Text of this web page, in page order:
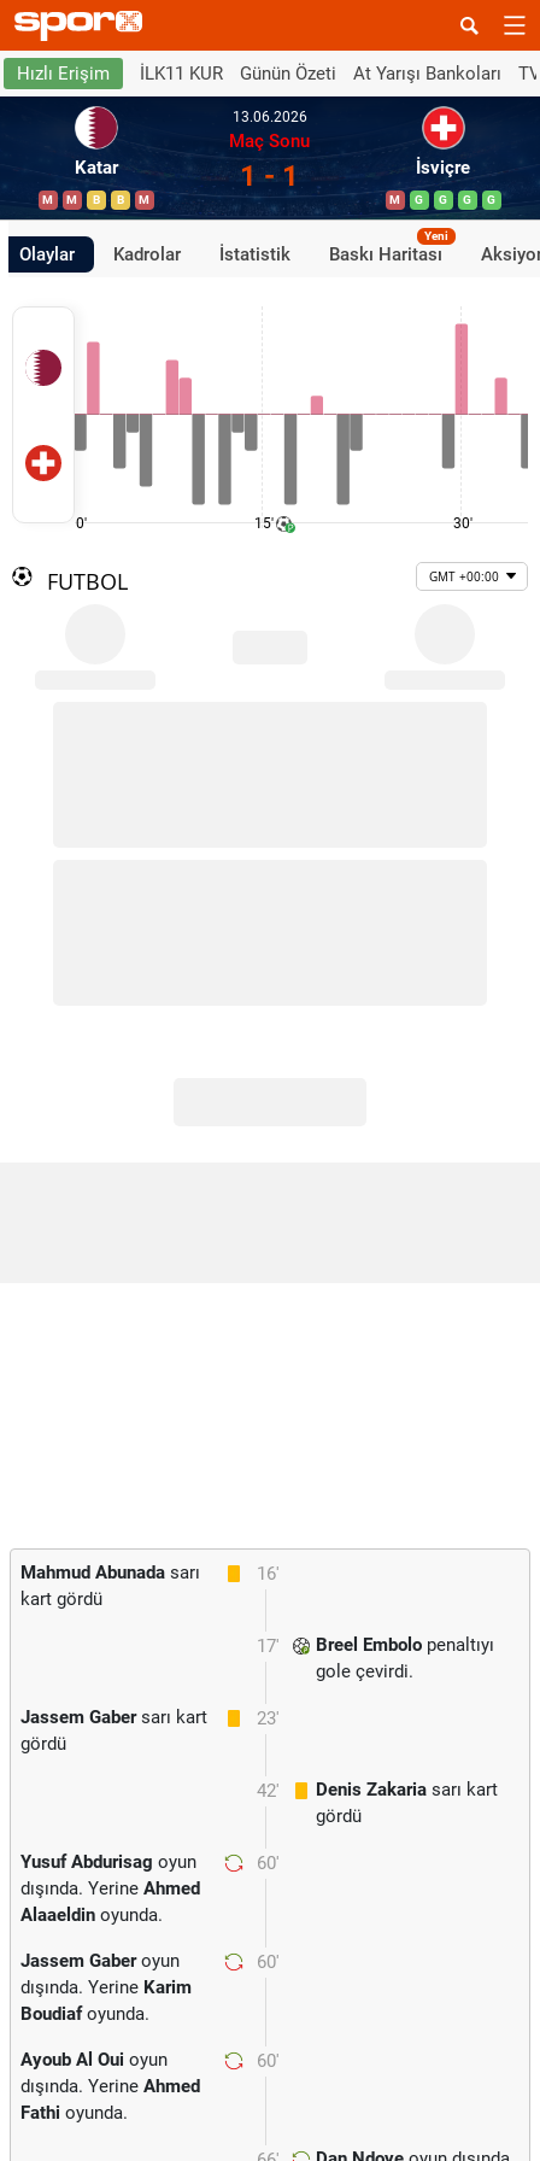
Hızlı Erişim İLK11 KUR Günün Özeti At Yarışı Bankoları
Katar
M M B B M
13.06.2026
Maç Sonu
1 - 1 İsviçre
M G G G G
Olaylar Kadrolar İstatistik Baskı Haritası
Yeni
0' 15' 30'
FUTBOL GMT +00:00
16'
Mahmud Abunada sarı
kart gördü
17' Breel Embolo penaltıyı
gole çevirdi.
23'
Jassem Gabersarı kart
gördü
42' Denis Zakaria sarı kart
gördü
60'
Yusuf Abdurisag oyun
dışında. Yerine Ahmed
Alaaeldin oyunda.
60'
Jassem Gaberoyun
dışında. Yerine Karim
Boudiafoyunda.
60'
Ayoub Al Oui oyun
dışında. Yerine Ahmed
Fathi oyunda.